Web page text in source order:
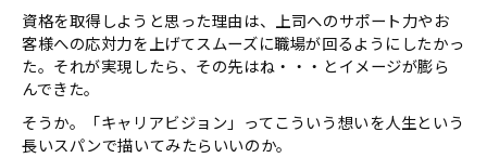
資格を取得しようと思った理由は、上司へのサポート力やお
客様への応対力を上げてスムーズに職場が回るようにしたかっ
た。それが実現したら、その先はね・・・とイメージが膨ら
んできた。
そうか。「キャリアビジョン」ってこういう想いを人生という
長いスパンで描いてみたらいいのか。